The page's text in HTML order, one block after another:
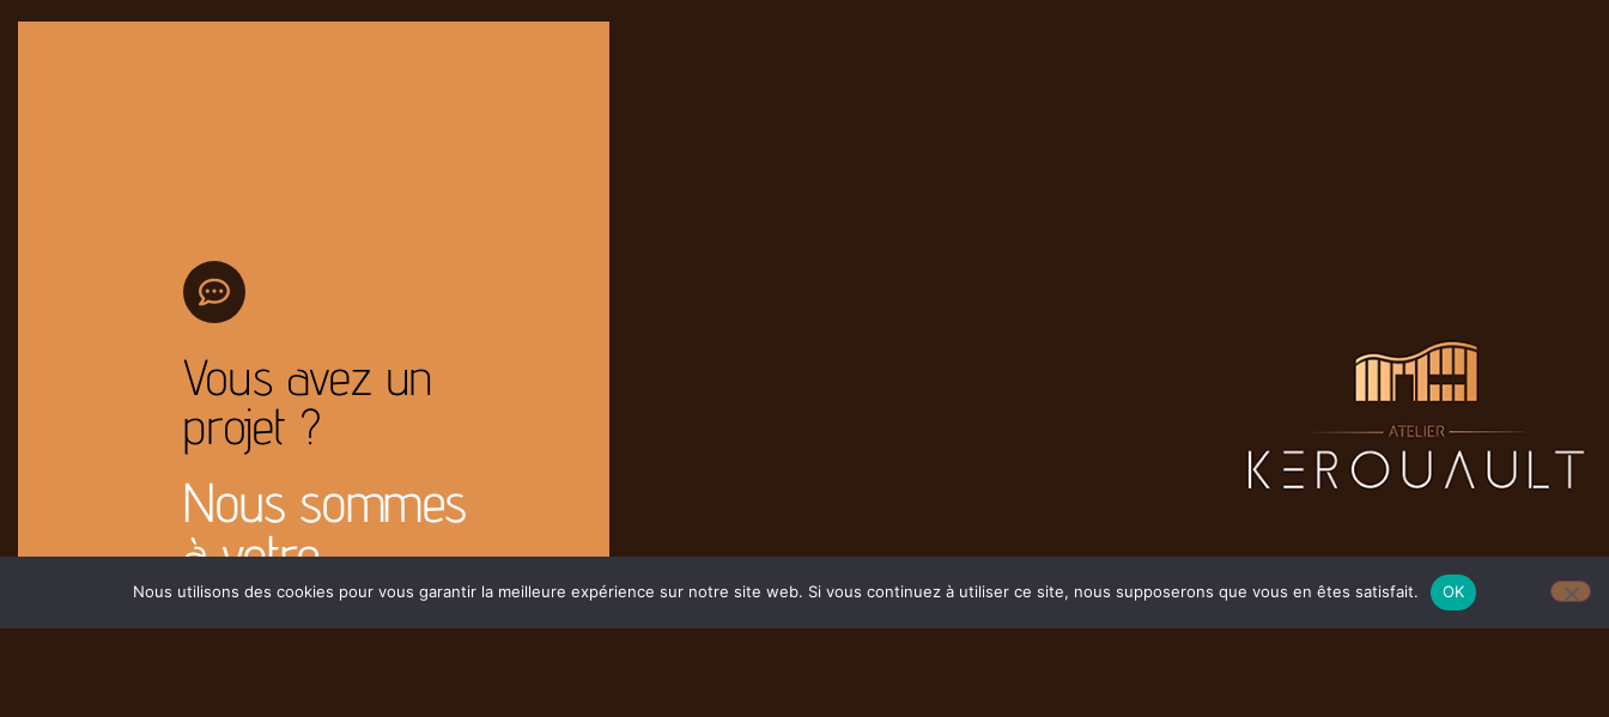
Vous avez un
projet ?
Nous sommes
à votre
disposition pour
Mentions légales
Politique de confidentialité
Nous utilisons des cookies pour vous garantir la meilleure expérience sur notre site web. Si vous continuez à utiliser ce site, nous supposerons que vous en êtes satisfait. OK